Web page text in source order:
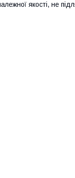
якості, не